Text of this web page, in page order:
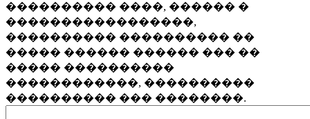
���������� ����, ������ �
�����������������,
���������� ���������� ��
����� ������ ������ ��� ��
����� ����������
������������, ����������
���������� ��� ��������.